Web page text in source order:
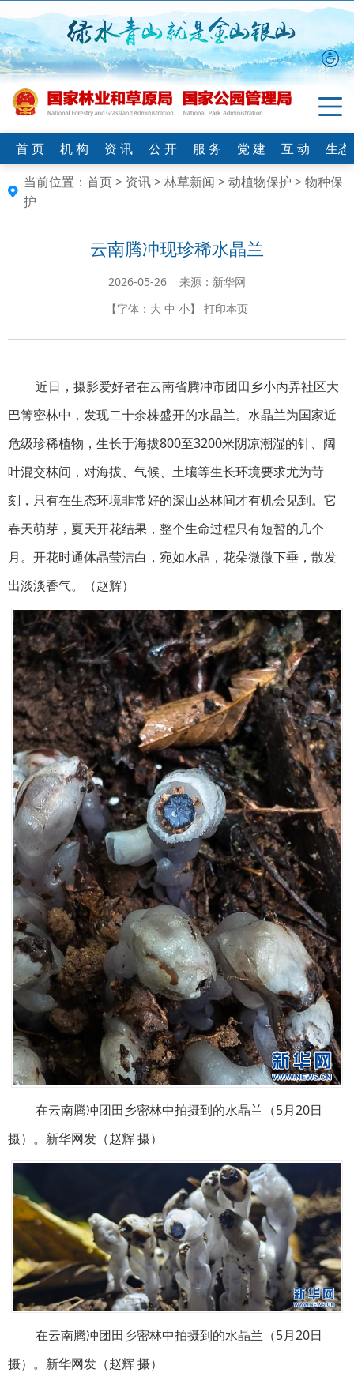
首 页 机 构 资 讯 公 开 服 务 党 建 互 动
生
当前位置： 首页> 资讯>林草新闻 >动植物保护 >物种保
护
云南腾冲现珍稀水晶兰
2026-05-26 来源：新华网
【字体： 大 中 小】 打印本页
近日，摄影爱好者在云南省腾冲市团田乡小丙弄社区大
巴箐密林中，发现二十余株盛开的水晶兰。水晶兰为国家近
危级珍稀植物，生长于海拔800至3200米阴凉潮湿的针、阔
叶混交林间，对海拔、气候、土壤等生长环境要求尤为苛
刻，只有在生态环境非常好的深山丛林间才有机会见到。它
春天萌芽，夏天开花结果，整个生命过程只有短暂的几个
月。开花时通体晶莹洁白，宛如水晶，花朵微微下垂，散发
出淡淡香气。（赵辉）
在云南腾冲团田乡密林中拍摄到的水晶兰（5月20日
摄）。新华网发（赵辉 摄）
在云南腾冲团田乡密林中拍摄到的水晶兰（5月20日
摄）。新华网发（赵辉 摄）